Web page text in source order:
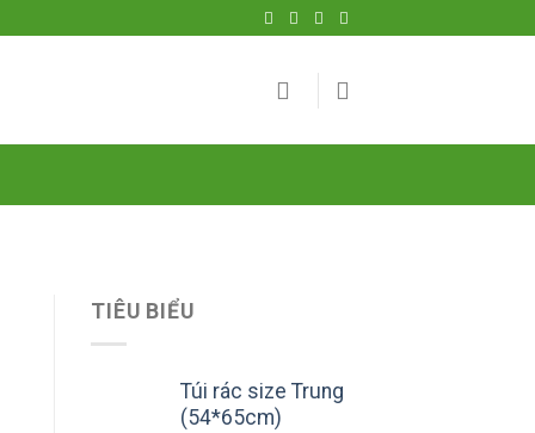
TIÊU BIỂU
Túi rác size Trung
(54*65cm)